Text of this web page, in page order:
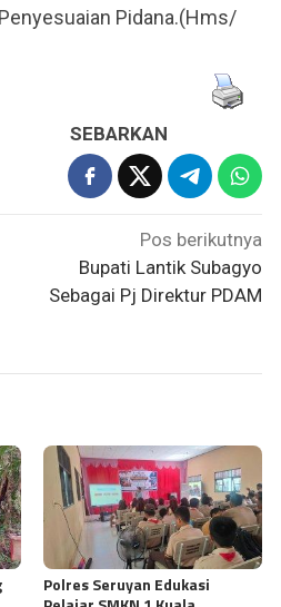
Pidana.(Hms/
SEBARKAN
Pos berikutnya
Bupati Lantik Subagyo
Sebagai Pj Direktur PDAM
Polres Seruyan Edukasi